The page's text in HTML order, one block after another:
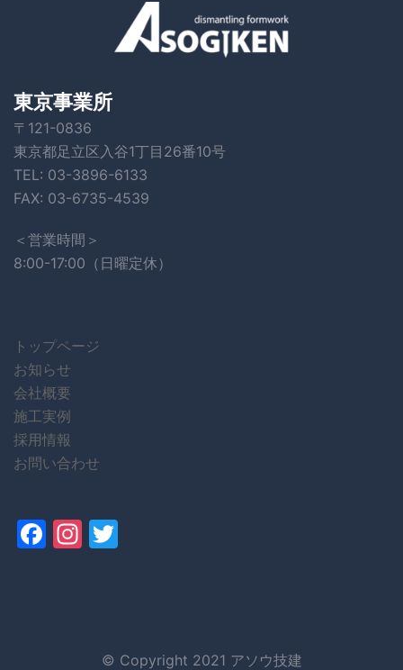
東京事業所
〒121-0836
東京都足立区入谷1丁目26番10号
TEL: 03-3896-6133
FAX: 03-6735-4539
＜営業時間＞
8:00-17:00（日曜定休）
トップページ
お知らせ
会社概要
施工実例
採用情報
お問い合わせ
Facebook
Instagram
© Copyright 2021 アソウ技建